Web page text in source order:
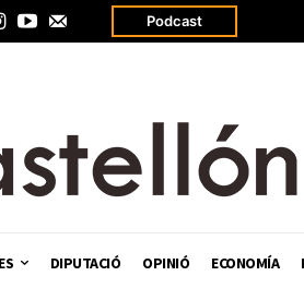
Podcast
DIPUTACIÓ OPINIÓ ECONOMÍA